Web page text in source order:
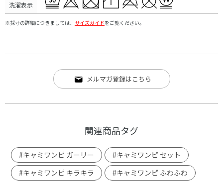
洗濯表示
※採寸の詳細につきましては、 サイズガイドをご覧ください。
メルマガ登録はこちら
関連商品タグ
#キャミワンピ ガーリー
#キャミワンピ セット
#キャミワンピ キラキラ
#キャミワンピ ふわふわ